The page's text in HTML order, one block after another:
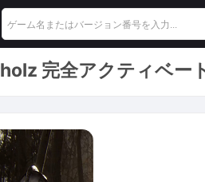
完全アクティベー